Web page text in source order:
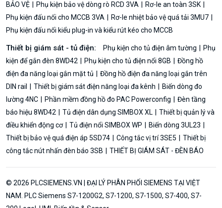
BẢO VỆ
Phụ kiện bảo vệ dòng rò RCD 3VA
Rơ-le an toàn 3SK
Phụ kiện đấu nối cho MCCB 3VA
Rơ-le nhiệt bảo vệ quá tải 3MU7
Phụ kiện đấu nối kiểu plug-in và kiểu rút kéo cho MCCB
Thiết bị giám sát - tủ điện: Phụ kiện cho tủ điện âm tường
Phụ
kiện để gắn đèn 8WD42
Phụ kiện cho tủ điện nổi 8GB
Đồng hồ
điện đa năng loại gắn mặt tủ
Đồng hồ điện đa năng loại gắn trên
DIN rail
Thiết bị giám sát điện năng loại đa kênh
Biến dòng đo
lường 4NC
Phần mềm đồng hồ đo PAC Powerconfig
Đèn tầng
báo hiệu 8WD42
Tủ điện dân dụng SIMBOX XL
Thiết bị quản lý và
điều khiển động cơ
Tủ điện nổi SIMBOX WP
Biến dòng 3UL23
Thiết bị bảo vệ quá điện áp 5SD74
Công tắc vị trí 3SE5
Thiết bị
công tắc nút nhấn đèn báo 3SB
THIẾT BỊ GIÁM SÁT - ĐÈN BÁO
© 2026 PLCSIEMENS.VN | ĐẠI LÝ PHÂN PHỐI SIEMENS TẠI VIỆT
NAM. PLC Siemens S7-1200G2, S7-1200, S7-1500, S7-400, S7-